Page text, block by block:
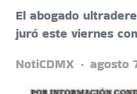
El abogado
juró este viernes
NotiCDMX
agosto